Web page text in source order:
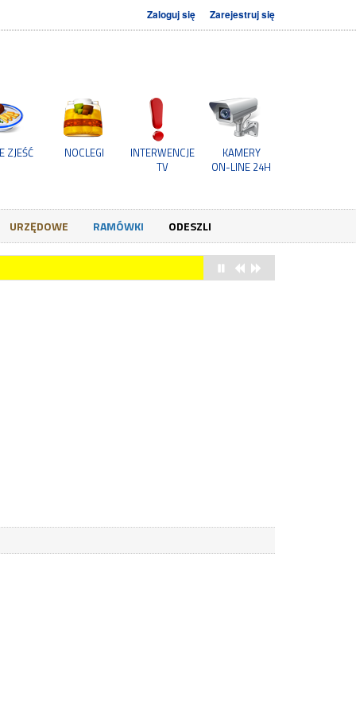
Zaloguj się Zarejestruj się
ZJEŚĆ NOCLEGI
INTERWENCJE
TV
KAMERY
ON-LINE 24H
URZĘDOWE RAMÓWKI ODESZLI